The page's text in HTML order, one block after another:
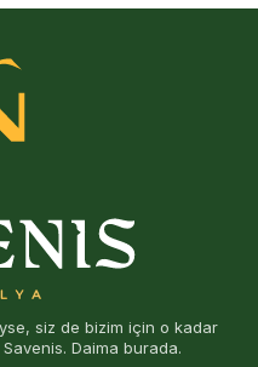
siz de bizim için o kadar
Daima burada.